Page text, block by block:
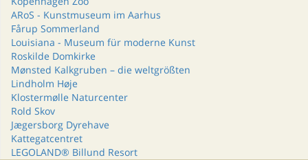
ARoS - Kunstmuseum im Aarhus
Fårup Sommerland
Louisiana - Museum für moderne Kunst
Roskilde Domkirke
Mønsted Kalkgruben – die weltgrößten
Lindholm Høje
Klostermølle Naturcenter
Rold Skov
Jægersborg Dyrehave
Kattegatcentret
LEGOLAND® Billund Resort